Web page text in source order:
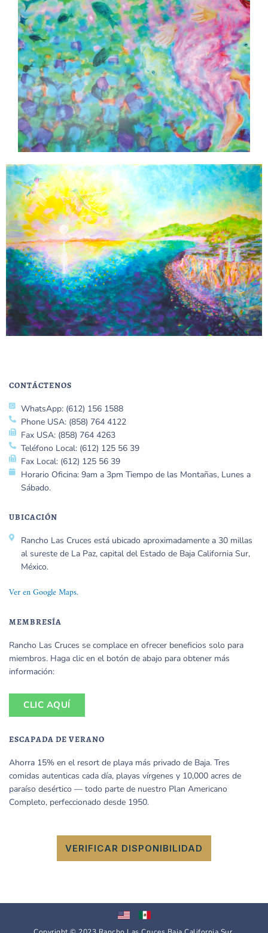
CONTÁCTENOS
WhatsApp: (612) 156 1588
Phone USA: (858) 764 4122
Fax USA: (858) 764 4263
Teléfono Local: (612) 125 56 39
Fax Local: (612) 125 56 39
Horario Oficina: 9am a 3pm Tiempo de las Montañas, Lunes a
Sábado.
UBICACIÓN
Rancho Las Cruces está ubicado aproximadamente a 30 millas
al sureste de La Paz, capital del Estado de Baja California Sur,
México.
Ver en Google Maps.
MEMBRESÍA
Rancho Las Cruces se complace en ofrecer beneficios solo para
miembros. Haga clic en el botón de abajo para obtener más
información:
CLIC AQUÍ
ESCAPADA DE VERANO
Ahorra 15% en el resort de playa más privado de Baja. Tres
comidas autenticas cada día, playas vírgenes y 10,000 acres de
paraíso desértico — todo parte de nuestro Plan Americano
Completo, perfeccionado desde 1950.
VERIFICAR DISPONIBILIDAD